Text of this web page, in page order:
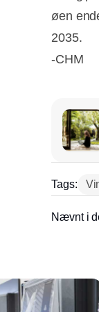
øen
2035.
-CHM
Tags:
Nævnt i